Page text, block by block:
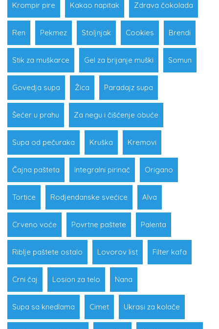
Krompir pire Kakao napitak Zdrava čokolada
Ren Pekmez Stoljnjak Cookies Brendi
Stik za muškarce Gel za brijanje muški Somun
Govedja supa Žica Paradajz supa
Šećer u prahu Za negu i čišćenje obuće
Supa od pečuraka Kruška Kremovi
Čajna pašteta Integralni pirinač Origano
Tortice Rodjendanske svećice Alva
Crveno voće Povrtne paštete Palenta
Riblje paštete ostalo Lovorov list Filter kafa
Crni čaj Losion za telo Nana
Supa sa knedlama Cimet Ukrasi za kolače